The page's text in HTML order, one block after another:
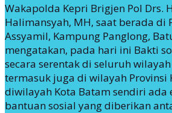
Wakapolda Kepri Brigjen Pol Drs.
Halimansyah, MH, saat berada di
Assyamil, Kampung Panglong,
mengatakan, pada hari ini Bakti
secara serentak di seluruh
termasuk juga di wilayah Provinsi
diwilayah Kota Batam sendiri ada
bantuan sosial yang diberikan